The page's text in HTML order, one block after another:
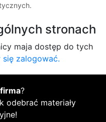
stronach
maja dostęp do tych
się zalogować.
?
odebrać materiały